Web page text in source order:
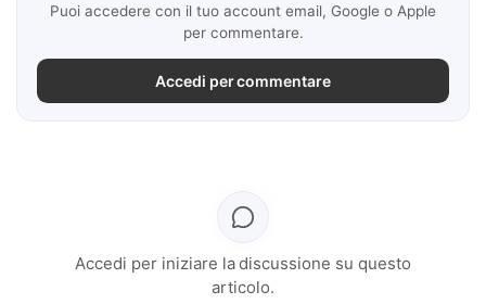
Puoi accedere con il tuo account email, Google o Apple
per commentare.
Accedi per commentare
Accedi per iniziare la discussione su questo
articolo.